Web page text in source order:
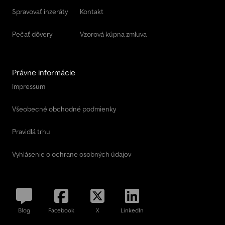
Spravovať inzeráty
Pečať dôvery
Kontakt
Vzorová kúpna zmluva
Právne informácie
Impressum
Všeobecné obchodné podmienky
Pravidlá trhu
Vyhlásenie o ochrane osobných údajov
Blog Facebook X LinkedIn